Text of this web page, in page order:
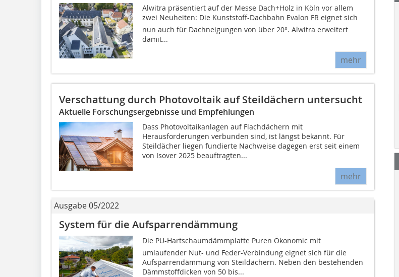
Alwitra präsentiert auf der Messe Dach+Holz in Köln vor allem
zwei Neuheiten: Die Kunststoff-Dachbahn Evalon FR eignet sich
nun auch für Dachneigungen von über 20°. Alwitra erweitert
damit...
mehr
Verschattung durch Photovoltaik auf Steildächern untersucht
Aktuelle Forschungsergebnisse und Empfehlungen
Dass Photovoltaikanlagen auf Flachdächern mit
Herausforderungen verbunden sind, ist längst bekannt. Für
Steildächer liegen fundierte Nachweise dagegen erst seit einem
von Isover 2025 beauftragten...
mehr
Ausgabe 05/2022
System für die Aufsparrendämmung
Die PU-Hartschaumdämmplatte Puren Ökonomic mit
umlaufender Nut- und Feder-Verbindung eignet sich für die
Aufsparrendämmung von Steildächern. Neben den bestehenden
Dämmstoffdicken von 50 bis...